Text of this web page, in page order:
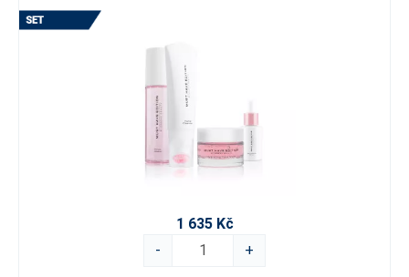
1 635 Kč
-
+